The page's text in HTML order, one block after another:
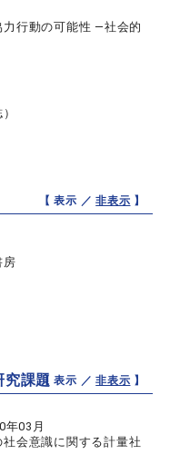
行動の可能性 ―社会的
【 表示 ／非表示 】
房
究課題【 表示 ／非表示 】
年03月
会意識に関する計量社